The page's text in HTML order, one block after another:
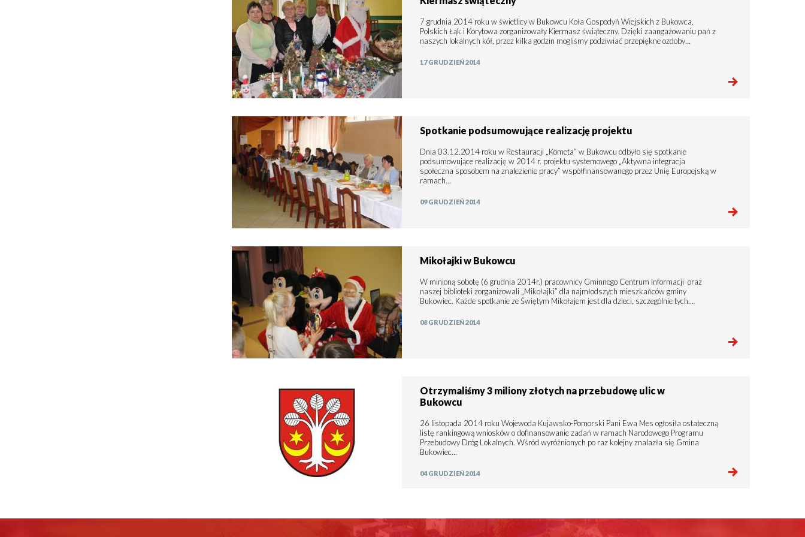
7 grudnia 2014 roku w świetlicy w Bukowcu Koła Gospodyń Wiejskich z Bukowca,
Polskich Łąk i Korytowa zorganizowały Kiermasz świąteczny. Dzięki zaangażowaniu pań z
naszych lokalnych kół, przez kilka godzin mogliśmy podziwiać przepiękne ozdoby…
17 GRUDZIEŃ 2014
Spotkanie podsumowujące realizację projektu
Dnia 03.12.2014 roku w Restauracji „Kometa” w Bukowcu odbyło się spotkanie
podsumowujące realizację w 2014 r. projektu systemowego „Aktywna integracja
społeczna sposobem na znalezienie pracy” współfinansowanego przez Unię Europejską w
ramach…
09 GRUDZIEŃ 2014
Mikołajki w Bukowcu
W minioną sobotę (6 grudnia 2014r.) pracownicy Gminnego Centrum Informacji oraz
naszej biblioteki zorganizowali „Mikołajki” dla najmłodszych mieszkańców gminy
Bukowiec. Każde spotkanie ze Świętym Mikołajem jest dla dzieci, szczególnie tych…
08 GRUDZIEŃ 2014
Otrzymaliśmy 3 miliony złotych na przebudowę ulic w
Bukowcu
26 listopada 2014 roku Wojewoda Kujawsko-Pomorski Pani Ewa Mes ogłosiła ostateczną
listę rankingową wniosków o dofinansowanie zadań w ramach Narodowego Programu
Przebudowy Dróg Lokalnych. Wśród wyróżnionych po raz kolejny znalazła się Gmina
Bukowiec…
04 GRUDZIEŃ 2014